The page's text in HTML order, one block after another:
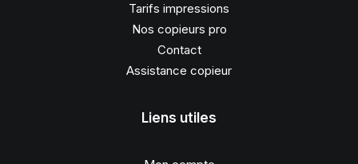
Tarifs impressions
Nos copieurs pro
Contact
Assistance copieur
Liens utiles